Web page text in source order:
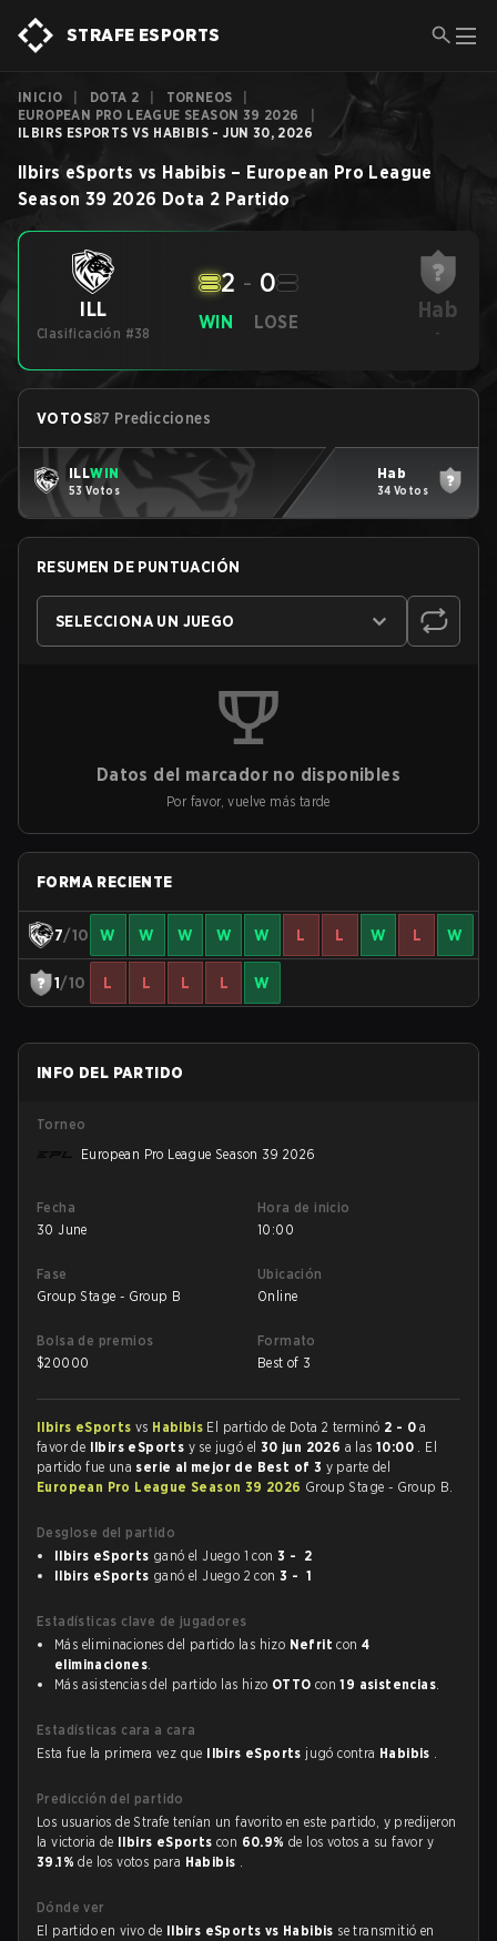
STRAFE ESPORTS
INICIO DOTA 2 TORNEOS
EUROPEAN PRO LEAGUE SEASON 39 2026
ILBIRS ESPORTS VS HABIBIS - JUN 30, 2026
Ilbirs eSports vs Habibis – European Pro League
Season 39 2026 Dota 2 Partido
ILL
Clasificación #38
WIN
2 - 0
LOSE Hab
-
VOTOS87 Predicciones
ILLWIN
53 Votos
Hab
34 Votos
RESUMEN DE PUNTUACIÓN
SELECCIONA UN JUEGO
Datos del marcador no disponibles
Por favor, vuelve más tarde
FORMA RECIENTE
7/10 W W W W W L L W L W
1/10 L L L L W
INFO DEL PARTIDO
Torneo
European Pro League Season 39 2026
Fecha
30 June
Hora de inicio
10:00
Fase
Group Stage - Group B
Ubicación
Online
Bolsa de premios
$20000
Formato
Best of 3
Ilbirs eSports vs Habibis El partido de Dota 2 terminó 2 - 0 a
favor de Ilbirs eSports y se jugó el 30 jun 2026 a las10:00 . El
partido fue una serie al mejor de Best of 3 y parte del
European Pro League Season 39 2026 Group Stage - Group B.
Desglose del partido
Ilbirs eSports ganó el Juego 1 con3 - 2
Ilbirs eSports ganó el Juego 2 con3 - 1
Estadísticas clave de jugadores
Más eliminaciones del partido las hizo Nefrit con4
eliminaciones.
Más asistencias del partido las hizo OTTO con19 asistencias.
Estadísticas cara a cara
Esta fue la primera vez que Ilbirs eSports jugó contra Habibis .
Predicción del partido
Los usuarios de Strafe tenían un favorito en este partido, y predijeron
la victoria de Ilbirs eSportscon 60.9%de los votos a su favor y
39.1%de los votos para Habibis .
Dónde ver
El partido en vivo de Ilbirs eSports vs Habibis se transmitió en